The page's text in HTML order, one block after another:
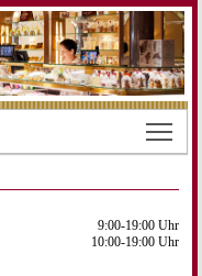
9:00-19:00 Uhr
10:00-19:00 Uhr